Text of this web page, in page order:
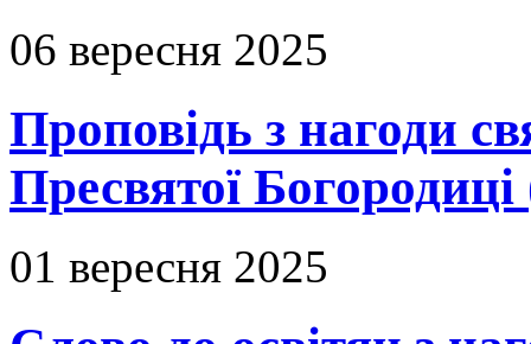
06 вересня 2025
Проповідь з нагоди
Пресвятої Богородиці
01 вересня 2025